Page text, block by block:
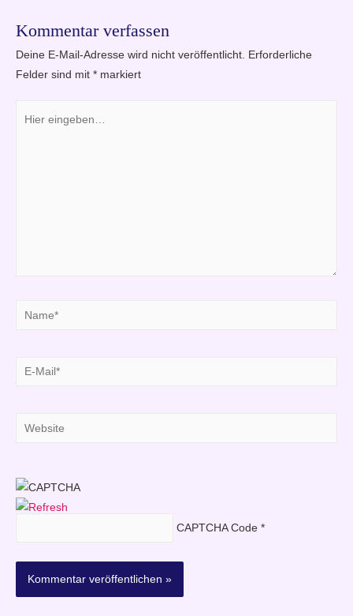
Kommentar verfassen
Deine E-Mail-Adresse wird nicht veröffentlicht.
Erforderliche
Felder sind mit * markiert
eingeben…
Name*
E-
Website
CAPTCHA Code*